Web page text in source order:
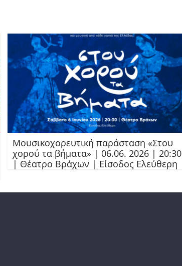
Μουσικοχορευτική παράσταση «Στου
χορού τα βήματα» | 06.06. 2026 | 20:30
| Θέατρο Βράχων | Είσοδος Ελεύθερη